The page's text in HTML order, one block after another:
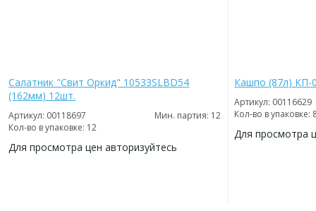
Салатник "Свит Оркид" 10533SLBD54
(162мм) 12шт.
Артикул: 00118697
Мин. партия: 12
Кол-во в упаковке: 12
Для просмотра цен авторизуйтесь
Кашпо (87л) КП-
Артикул: 00116629
Кол-во в упаковке:
Для просмотра